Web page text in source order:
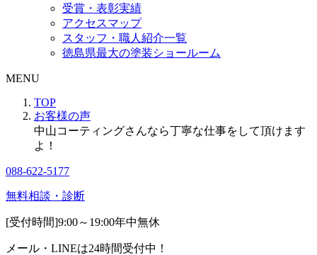
受賞・表彰実績
アクセスマップ
スタッフ・職人紹介一覧
徳島県最大の塗装ショールーム
MENU
TOP
お客様の声
中山コーティングさんなら丁寧な仕事をして頂けます
よ！
088-622-5177
無料相談・診断
[受付時間]9:00～19:00年中無休
メール・LINEは24時間受付中！